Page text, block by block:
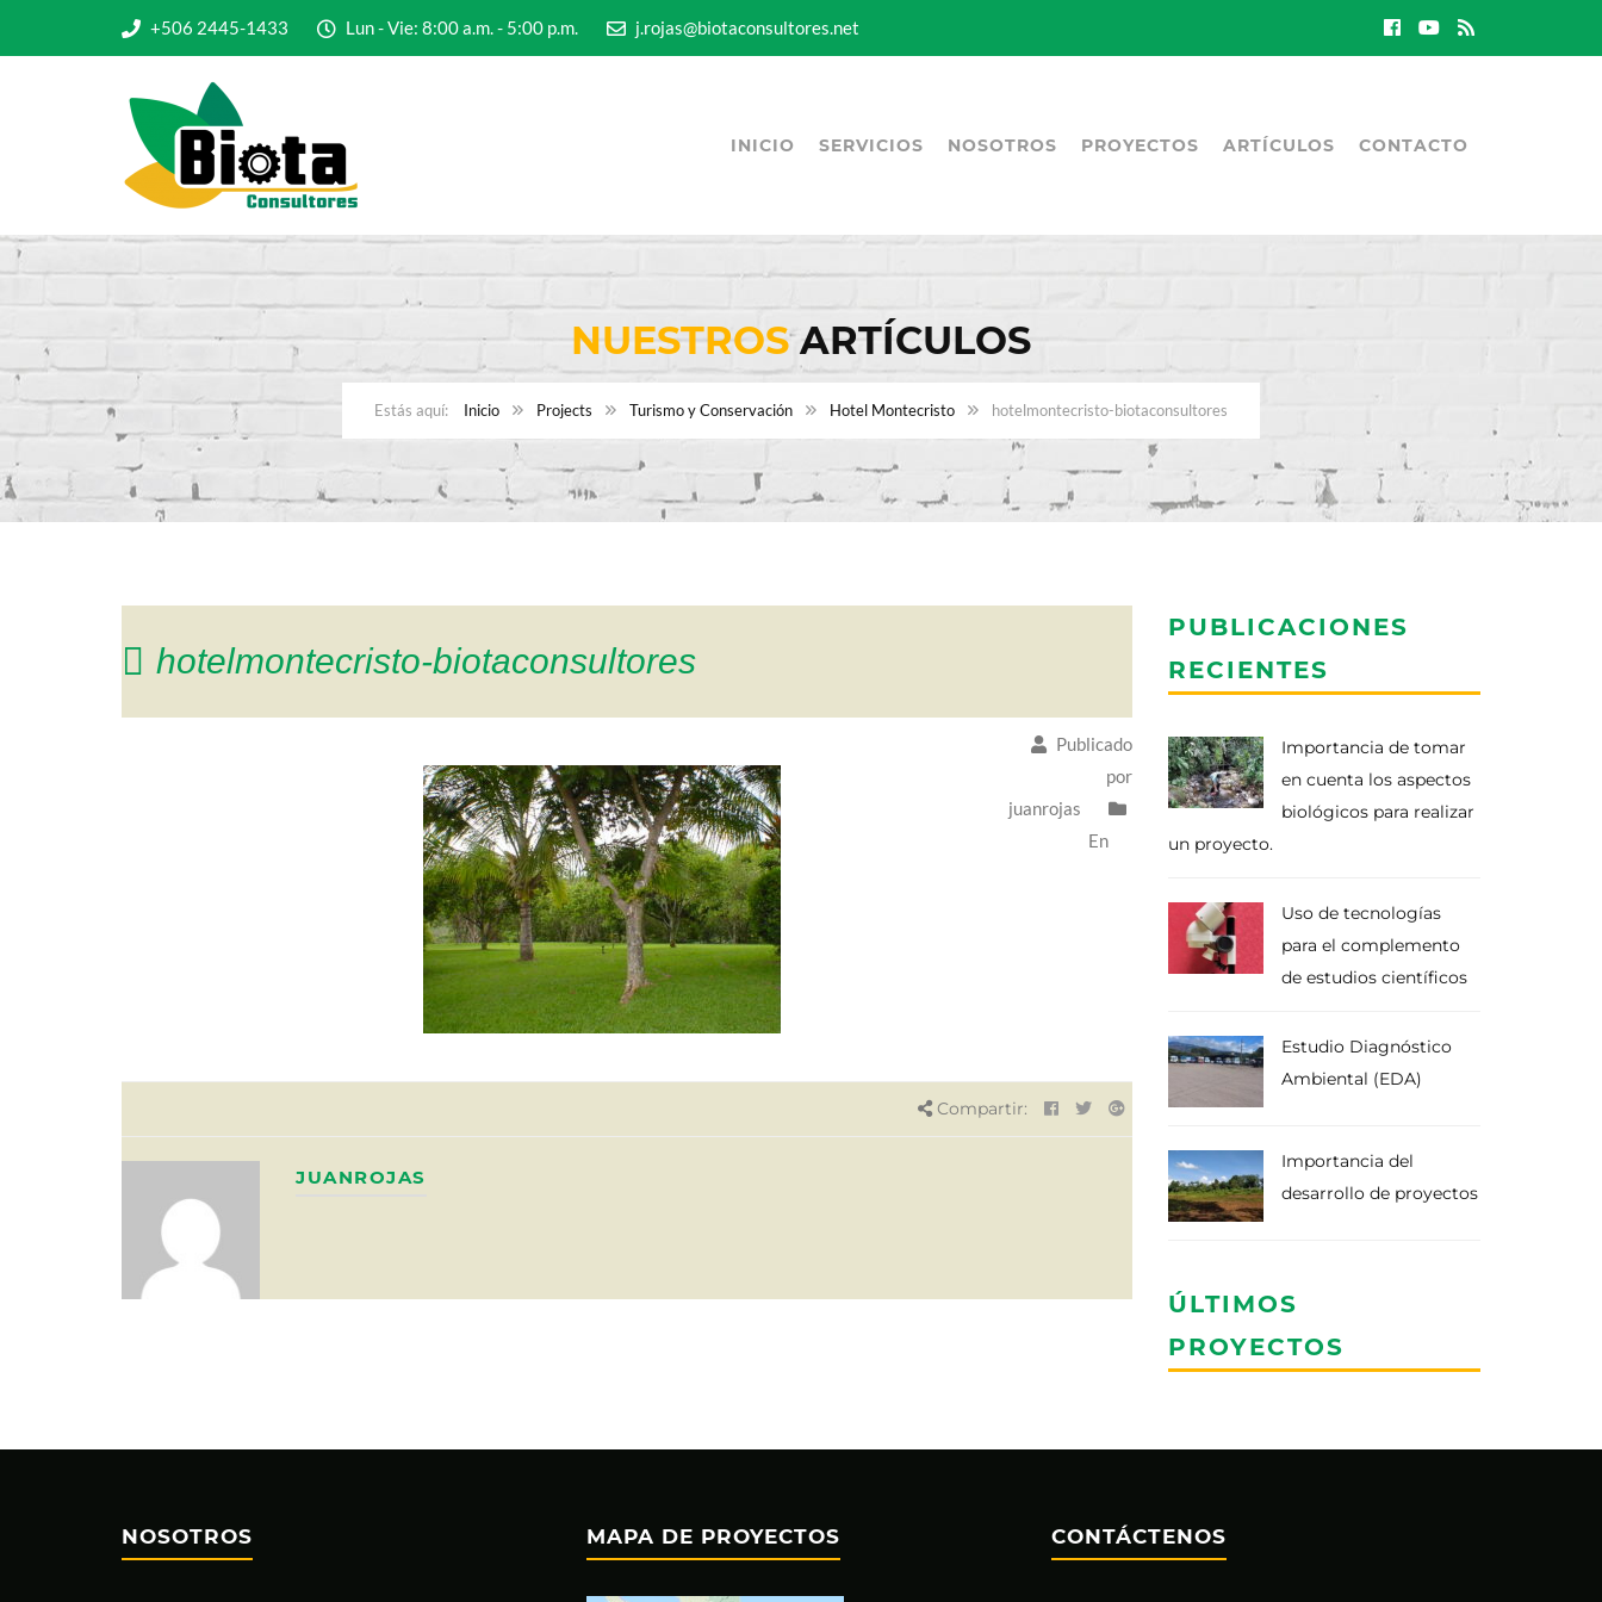
+506 2445-1433 Lun - Vie: 8:00 a.m. - 5:00 p.m. j.rojas@biotaconsultores.net
INICIO SERVICIOS NOSOTROS PROYECTOS ARTÍCULOS CONTACTO
NUESTROSARTÍCULOS
Inicio Projects Turismo y Conservación Hotel Montecristo hotelmontecristo-biotaconsultores
hotelmontecristo-biotaconsultores
Publicado
por
juanrojas
En
Compartir:
JUANROJAS
PUBLICACIONES
RECIENTES
Importancia de tomar
en cuenta los aspectos
biológicos para realizar
un proyecto.
Uso de tecnologías
para el complemento
de estudios científicos
Estudio Diagnóstico
Ambiental (EDA)
Importancia del
desarrollo de proyectos
ÚLTIMOS
PROYECTOS
NOSOTROS MAPA DE PROYECTOS CONTÁCTENOS